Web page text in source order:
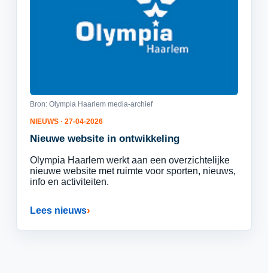
Bron: Olympia Haarlem media-archief
NIEUWS · 27-04-2026
Nieuwe website in ontwikkeling
Olympia Haarlem werkt aan een overzichtelijke
nieuwe website met ruimte voor sporten, nieuws,
info en activiteiten.
Lees nieuws